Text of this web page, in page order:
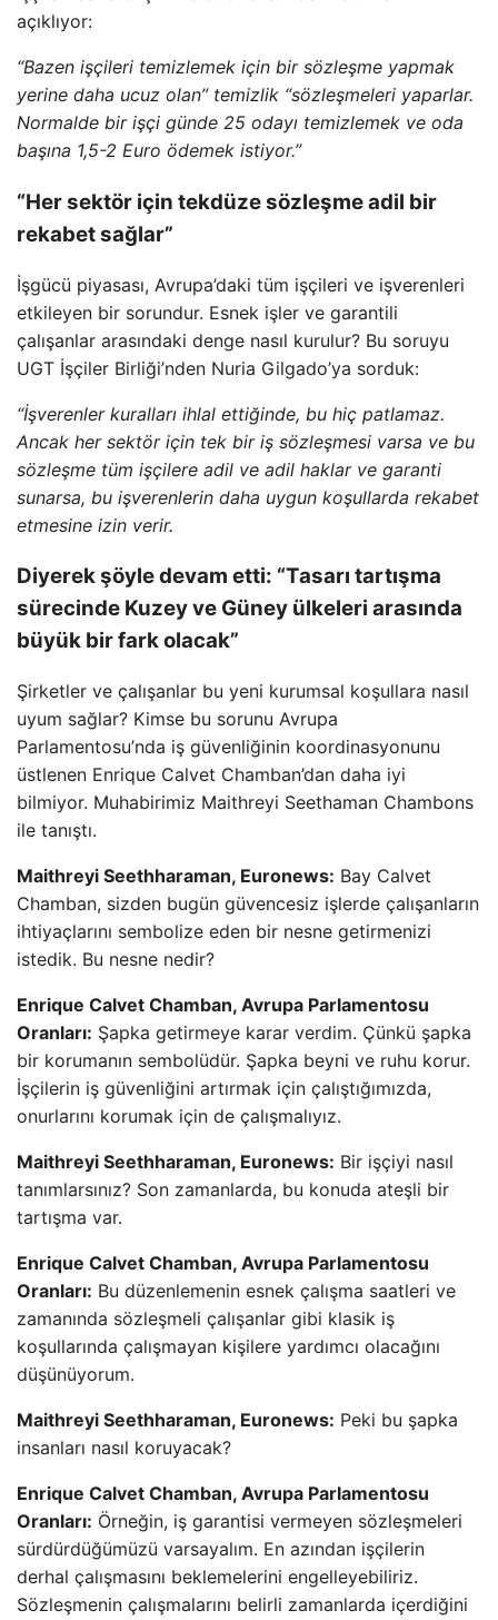
açıklıyor:
“Bazen işçileri temizlemek için bir sözleşme yapmak
yerine daha ucuz olan” temizlik “sözleşmeleri yaparlar.
Normalde bir işçi günde 25 odayı temizlemek ve oda
başına 1,5-2 Euro ödemek istiyor.”
“Her sektör için tekdüze sözleşme adil bir
rekabet sağlar”
İşgücü piyasası, Avrupa’daki tüm işçileri ve işverenleri
etkileyen bir sorundur. Esnek işler ve garantili
çalışanlar arasındaki denge nasıl kurulur? Bu soruyu
UGT İşçiler Birliği’nden Nuria Gilgado’ya sorduk:
“İşverenler kuralları ihlal ettiğinde, bu hiç patlamaz.
Ancak her sektör için tek bir iş sözleşmesi varsa ve bu
sözleşme tüm işçilere adil ve adil haklar ve garanti
sunarsa, bu işverenlerin daha uygun koşullarda rekabet
etmesine izin verir.
Diyerek şöyle devam etti: “Tasarı tartışma
sürecinde Kuzey ve Güney ülkeleri arasında
büyük bir fark olacak”
Şirketler ve çalışanlar bu yeni kurumsal koşullara nasıl
uyum sağlar? Kimse bu sorunu Avrupa
Parlamentosu’nda iş güvenliğinin koordinasyonunu
üstlenen Enrique Calvet Chamban’dan daha iyi
bilmiyor. Muhabirimiz Maithreyi Seethaman Chambons
ile tanıştı.
Maithreyi Seethharaman, Euronews: Bay Calvet
Chamban, sizden bugün güvencesiz işlerde çalışanların
ihtiyaçlarını sembolize eden bir nesne getirmenizi
istedik. Bu nesne nedir?
Enrique Calvet Chamban, Avrupa Parlamentosu
Oranları: Şapka getirmeye karar verdim. Çünkü şapka
bir korumanın sembolüdür. Şapka beyni ve ruhu korur.
İşçilerin iş güvenliğini artırmak için çalıştığımızda,
onurlarını korumak için de çalışmalıyız.
Maithreyi Seethharaman, Euronews: Bir işçiyi nasıl
tanımlarsınız? Son zamanlarda, bu konuda ateşli bir
tartışma var.
Enrique Calvet Chamban, Avrupa Parlamentosu
Oranları: Bu düzenlemenin esnek çalışma saatleri ve
zamanında sözleşmeli çalışanlar gibi klasik iş
koşullarında çalışmayan kişilere yardımcı olacağını
düşünüyorum.
Maithreyi Seethharaman, Euronews: Peki bu şapka
insanları nasıl koruyacak?
Enrique Calvet Chamban, Avrupa Parlamentosu
Oranları: Örneğin, iş garantisi vermeyen sözleşmeleri
sürdürdüğümüzü varsayalım. En azından işçilerin
derhal çalışmasını beklemelerini engelleyebiliriz.
Sözleşmenin çalışmalarını belirli zamanlarda içerdiğini